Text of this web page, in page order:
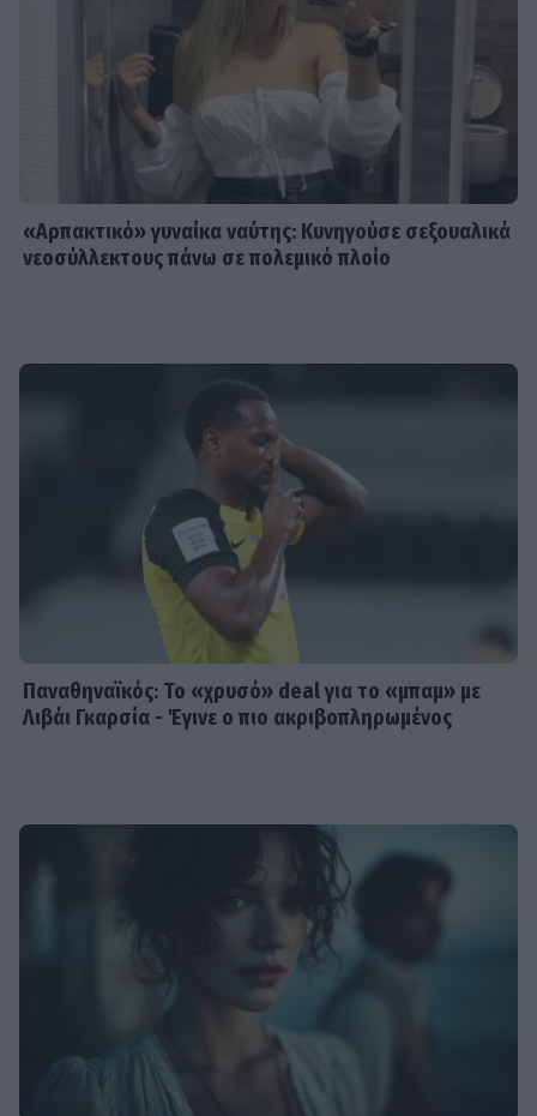
«Αρπακτικό» γυναίκα ναύτης: Κυνηγούσε σεξουαλικά
νεοσύλλεκτους πάνω σε πολεμικό πλοίο
Παναθηναϊκός: Το «χρυσό» deal για το «μπαμ» με
Λιβάι Γκαρσία - Έγινε ο πιο ακριβοπληρωμένος